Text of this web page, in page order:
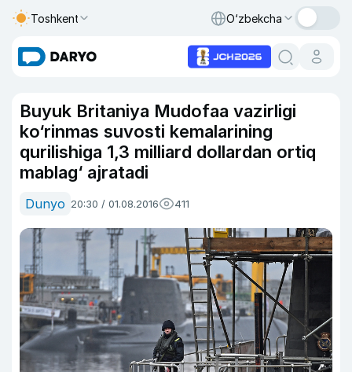
Toshkent O‘zbekcha
Buyuk Britaniya Mudofaa vazirligi
ko‘rinmas suvosti kemalarining
qurilishiga 1,3 milliard dollardan ortiq
mablag‘ ajratadi
Dunyo 20:30 / 01.08.2016 411